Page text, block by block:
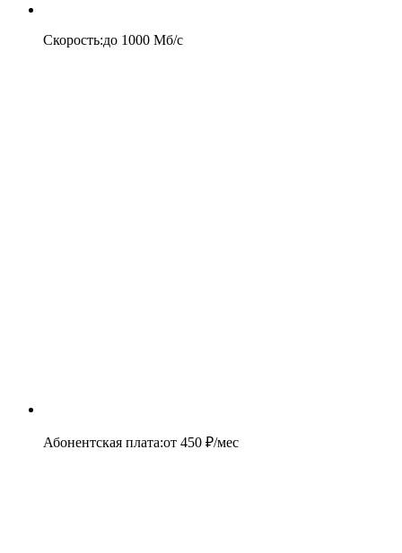
Скорость:до 1000 Мб/c
Абонентская плата:от 450 ₽/мес